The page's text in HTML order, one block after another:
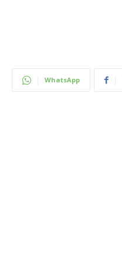
WhatsApp